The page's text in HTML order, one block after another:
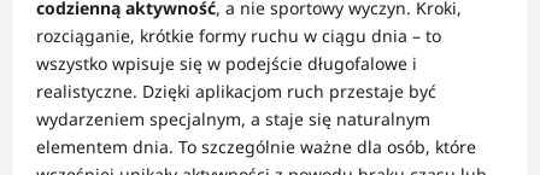
codzienną aktywność, a nie sportowy wyczyn. Kroki,
rozciąganie, krótkie formy ruchu w ciągu dnia – to
wszystko wpisuje się w podejście długofalowe i
realistyczne. Dzięki aplikacjom ruch przestaje być
wydarzeniem specjalnym, a staje się naturalnym
elementem dnia. To szczególnie ważne dla osób, które